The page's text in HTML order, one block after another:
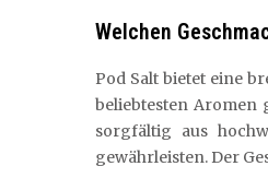
Welchen
Pod Salt bietet eine
beliebtesten Aromen
sorgfältig aus
gewährleisten. Der